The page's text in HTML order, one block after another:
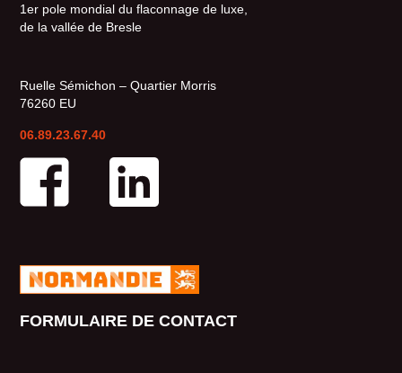
1er pole mondial du flaconnage de luxe,
de la vallée de Bresle
Ruelle Sémichon – Quartier Morris
76260 EU
06.89.23.67.40
FORMULAIRE DE CONTACT